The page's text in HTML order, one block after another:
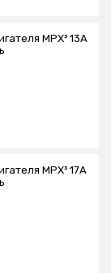
MPX³ 13А
MPX³ 17А